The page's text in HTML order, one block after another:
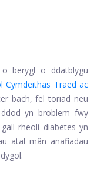
berygl o ddatblygu
Cymdeithas Traed ac
bach, fel toriad neu
yn broblem fwy
rheoli diabetes yn
atal mân anafiadau